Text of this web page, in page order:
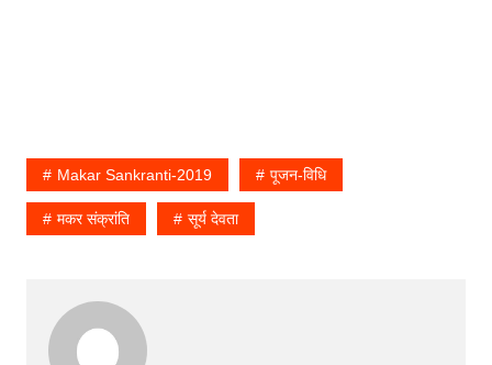
Makar Sankranti-2019 पूजन-विधि
मकर संक्रांति सूर्य देवता